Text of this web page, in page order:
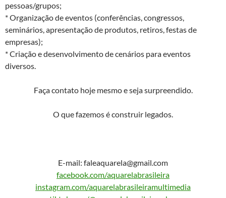
pessoas/grupos;
* Organização de eventos (conferências, congressos,
seminários, apresentação de produtos, retiros, festas de
empresas);
* Criação e desenvolvimento de cenários para eventos
diversos.
Faça contato hoje mesmo e seja surpreendido.
O que fazemos é construir legados.
E-mail: faleaquarela@gmail.com
facebook.com/aquarelabrasileira
instagram.com/aquarelabrasileiramultimedia